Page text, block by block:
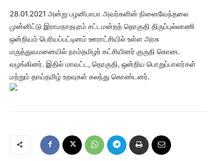
28.01.2021 அன்று பழனிபாபா அவர்களின் நினைவேந்தலை
முன்னிட்டு இராமநாதபுரம் சட்டமன்றத் தொகுதி திருப்புல்லாணி
ஒன்றியம் பெரியப்பட்டினம் ஊராட்சியில் உள்ள அரசு
மருத்துவமனையில் நாம்தமிழர் கட்சியினர் குருதி கொடை
வழங்கினர். இதில் மாவட்ட, தொகுதி, ஒன்றிய பொறுப்பாளர்கள்
மற்றும் தாய்தமிழ் உறவுகள் கலந்து கொண்டனர்.